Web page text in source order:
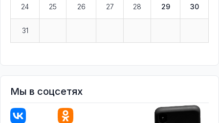
24 25 26 27 28 29 30
31
Мы в соцсетях